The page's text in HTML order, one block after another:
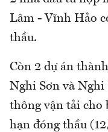
Lâm - Vĩnh Hảo
thầu.
Còn 2 dự án
Nghi Sơn và Nghi
thông vận tải cho
hạn đóng thầu